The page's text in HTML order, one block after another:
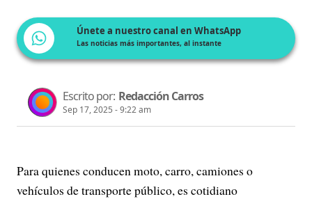
Únete a nuestro canal en WhatsApp
Las noticias más importantes, al instante
Escrito por: Redacción Carros
Sep 17, 2025 - 9:22 am
Para quienes conducen moto, carro, camiones o
vehículos de transporte público, es cotidiano